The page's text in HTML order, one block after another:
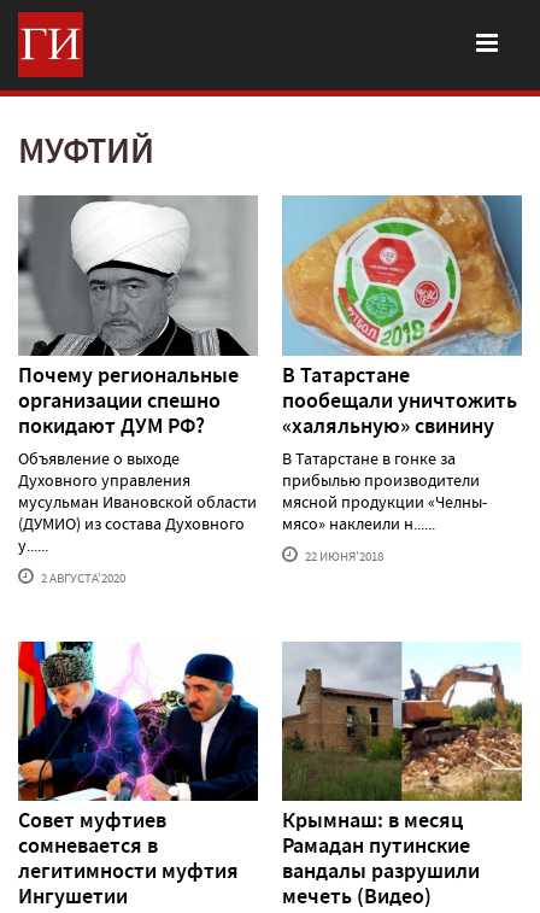
МУФТИЙ
Почему региональные
организации спешно
покидают ДУМ РФ?
Объявление о выходе
Духовного управления
мусульман Ивановской области
(ДУМИО) из состава Духовного
у......
2 АВГУСТА'2020
В Татарстане
пообещали уничтожить
«халяльную» свинину
В Татарстане в гонке за
прибылью производители
мясной продукции «Челны-
мясо» наклеили н......
22 ИЮНЯ'2018
Совет муфтиев
сомневается в
легитимности муфтия
Ингушетии
Крымнаш: в месяц
Рамадан путинские
вандалы разрушили
мечеть (Видео)